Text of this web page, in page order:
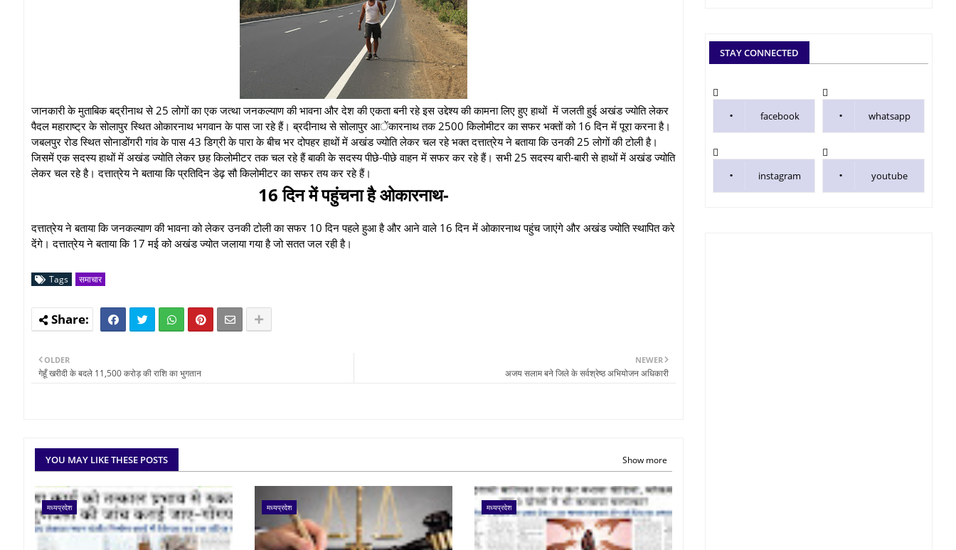
जानकारी के मुताबिक बद्रीनाथ से 25 लोगों का एक जत्था जनकल्याण की भावना और देश की एकता बनी रहे इस उद्देश्य की कामना लिए हुए हाथों में जलती हुई अखंड ज्योति लेकर
पैदल महाराष्ट्र के सोलापुर स्थित ओकारनाथ भगवान के पास जा रहे हैं। ब्रदीनाथ से सोलापुर आेंकारनाथ तक 2500 किलोमीटर का सफर भक्तों को 16 दिन में पूरा करना है।
जबलपुर रोड स्थित सोनाडोंगरी गांव के पास 43 डिग्री के पारा के बीच भर दोपहर हाथों में अखंड ज्योति लेकर चल रहे भक्त दत्तात्रेय ने बताया कि उनकी 25 लोगों की टोली है।
जिसमें एक सदस्य हाथों में अखंड ज्योति लेकर छह किलोमीटर तक चल रहे हैं बाकी के सदस्य पीछे-पीछे वाहन में सफर कर रहे हैं। सभी 25 सदस्य बारी-बारी से हाथों में अखंड ज्योति
लेकर चल रहे है। दत्तात्रेय ने बताया कि प्रतिदिन डेढ़ सौ किलोमीटर का सफर तय कर रहे हैं।
16 दिन में पहुंचना है ओकारनाथ-
दत्तात्रेय ने बताया कि जनकल्याण की भावना को लेकर उनकी टोली का सफर 10 दिन पहले हुआ है और आने वाले 16 दिन में ओकारनाथ पहुंच जाएंगे और अखंड ज्योति स्थापित करे
देंगे। दत्तात्रेय ने बताया कि 17 मई को अखंड ज्योत जलाया गया है जो सतत जल रही है।
Tags समाचार
NEWER
अजय सलाम बने जिले के सर्वश्रेष्ठ अभियोजन अधिकारी
OLDER
गेहूँ खरीदी के बदले 11,500 करोड़ की राशि का भुगतान
YOU MAY LIKE THESE POSTS Show more
मध्यप्रदेश मध्यप्रदेश मध्यप्रदेश
STAY CONNECTED
facebook whatsapp
instagram youtube